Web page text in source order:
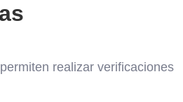
realizar verificaciones